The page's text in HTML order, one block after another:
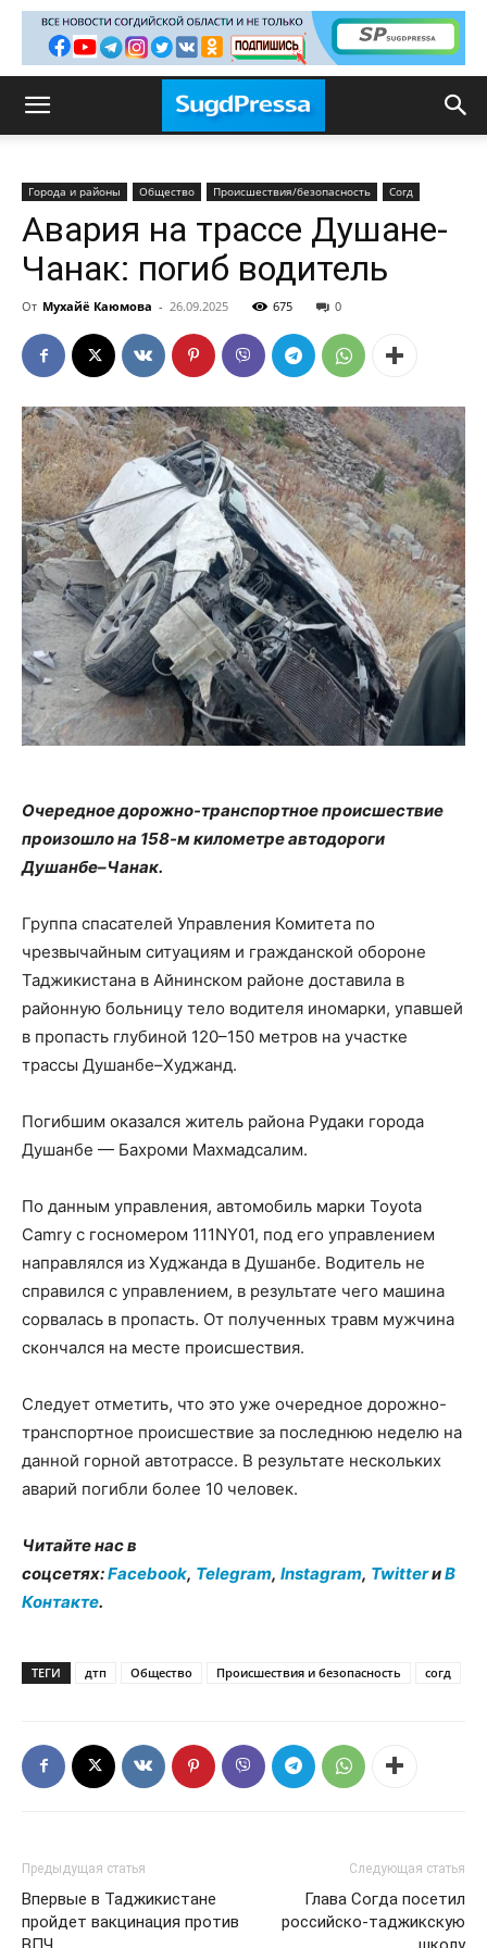
Города и районы Общество Происшествия/безопасность Согд
Авария на трассе Душане-
Чанак: погиб водитель
От Мухайё Каюмова - 26.09.2025 675 0
Очередное дорожно-транспортное происшествие
произошло на 158-м километре автодороги
Душанбе–Чанак.
Группа спасателей Управления Комитета по
чрезвычайным ситуациям и гражданской обороне
Таджикистана в Айнинском районе доставила в
районную больницу тело водителя иномарки, упавшей
в пропасть глубиной 120–150 метров на участке
трассы Душанбе–Худжанд.
Погибшим оказался житель района Рудаки города
Душанбе — Бахроми Махмадсалим.
По данным управления, автомобиль марки Toyota
Camry с госномером 111NY01, под его управлением
направлялся из Худжанда в Душанбе. Водитель не
справился с управлением, в результате чего машина
сорвалась в пропасть. От полученных травм мужчина
скончался на месте происшествия.
Следует отметить, что это уже очередное дорожно-
транспортное происшествие за последнюю неделю на
данной горной автотрассе. В результате нескольких
аварий погибли более 10 человек.
Читайте нас в
соцсетях:Facebook, Telegram, Instagram, TwitterиВ
Контакте.
ТЕГИ дтп Общество Происшествия и безопасность согд
Предыдущая статья
Впервые в Таджикистане
пройдет вакцинация против
Следующая статья
Глава Согда посетил
российско-таджикскую